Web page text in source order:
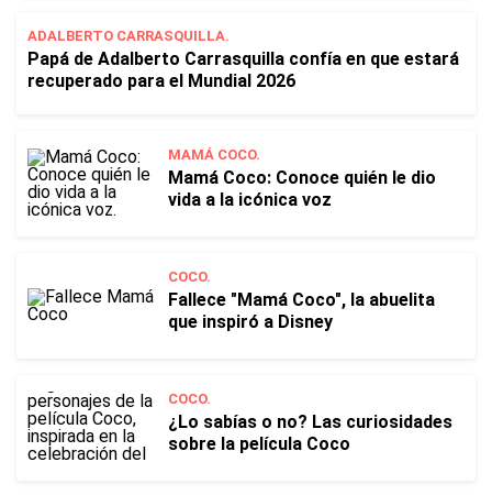
ADALBERTO CARRASQUILLA.
Papá de Adalberto Carrasquilla confía en que estará
recuperado para el Mundial 2026
MAMÁ COCO.
Mamá Coco: Conoce quién le dio
vida a la icónica voz
COCO.
Fallece "Mamá Coco", la abuelita
que inspiró a Disney
COCO.
¿Lo sabías o no? Las curiosidades
sobre la película Coco